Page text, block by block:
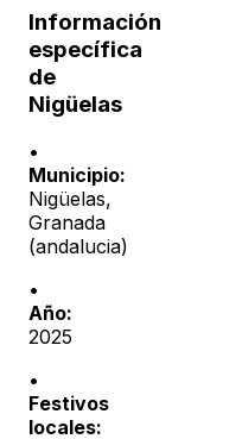
Información
específica
de
Nigüelas
•
Municipio:
Nigüelas,
Granada
(andalucia)
•
Año:
2025
•
Festivos
locales: